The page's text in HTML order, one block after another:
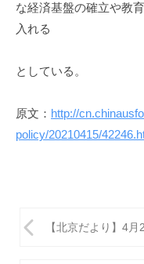
な経済基盤の確立や教
入れる
としている。
原文： http://
policy/20210415/
投
【北京だより】4月